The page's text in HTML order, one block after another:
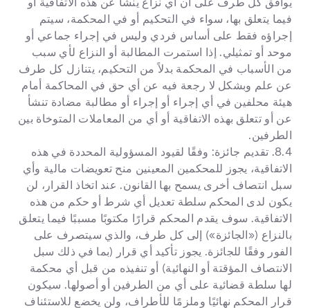
يوافق كل طرف على أن أي نزاع ينشأ عن هذه الاتفاقية أو
فيما يتعلق بها، سواء في التحكيم أو في المحكمة، سيتم
إجراؤه فقط على أساس فردي وليس في إجراء جماعي أو
موحد أو تمثيلي. إذا استمرت المطالبة أو النزاع لأي سبب
من الأسباب في المحكمة بدلاً من التحكيم، يتنازل كل طرف
عن علم وبشكل لا رجعة فيه عن أي حق في المحاكمة أمام
هيئة محلفين في أي إجراء أو إجراء أو مطالبة مضادة تنشأ
عن أو تتعلق بهذه الاتفاقية أو أي من المعاملات المتوخاة بين
الطرفين.
8.4. تقديم جائزة: وفقًا لقيود المسؤولية المحددة في هذه
الاتفاقية، يجوز للمحكمين المعينين منح تعويضات مالية وأي
سبل انتصاف أخرى يسمح بها القانون. عند اتخاذ القرار، لن
يكون لدى المحكم سلطة تعديل أي شرط أو حكم من هذه
الاتفاقية. سوف يقدم المحكم قرارًا مكتوبًا مسببًا فيما يتعلق
بالنزاع («الجائزة») إلى كل طرف، والذي سيتصرف على
الفور وفقًا للجائزة. يجوز تأكيد أي قرار (بما في ذلك سبل
الانتصاف المؤقتة أو النهائية) أو تنفيذه من قبل أي محكمة
لها سلطة قضائية على أي من الطرفين أو أصولها. سيكون
قرار المحكم نهائيًا وملزمًا للأطراف، ولن يخضع للاستئناف